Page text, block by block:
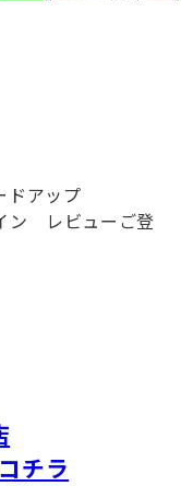
ドアップ
ン レビューご登
チラ